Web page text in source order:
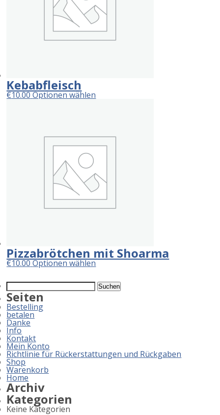
Kebabfleisch
€10.00Optionen wählen
Pizzabrötchen mit Shoarma
€10.00Optionen wählen
Suchen
nach:
Seiten
Bestelling
betalen
Danke
Info
Kontakt
Mein Konto
Richtlinie für Rückerstattungen und Rückgaben
Shop
Warenkorb
Home
Archiv
Kategorien
Keine Kategorien